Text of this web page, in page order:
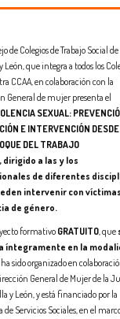
de Colegios de Trabajo Social de
León, que integra a todos los
CCAA, en colaboración con la
General de mujer presenta el
SEXUAL:
E INTERVENCIÓN DESDE
DEL TRABAJO
dirigido a las y los
de diferentes
intervenir con
de género.
formativo GRATUITO, que
íntegramente en la
ha sido organizado en
General de Mujer de la
y León, y está financiado por la
de Servicios Sociales, en el